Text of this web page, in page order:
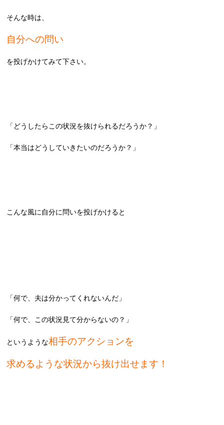
そんな時は、
自分への問い
を投げかけてみて下さい。
「どうしたらこの状況を抜けられるだろうか？」
「本当はどうしていきたいのだろうか？」
こんな風に自分に問いを投げかけると
「何で、夫は分かってくれないんだ」
「何で、この状況見て分からないの？」
というような相手のアクションを
求めるような状況から抜け出せます！